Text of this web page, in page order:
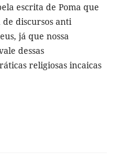
escrita de Poma que
discursos anti
já que nossa
dessas
religiosas incaicas